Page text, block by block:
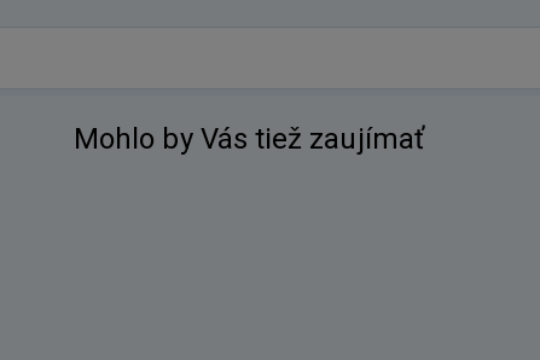
Mohlo by Vás tiež zaujímať